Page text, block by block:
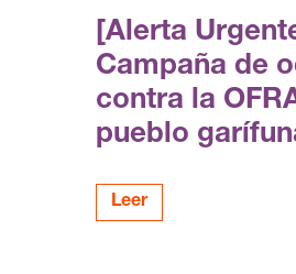
[Alerta
Campaña de
contra la
pueblo
Leer